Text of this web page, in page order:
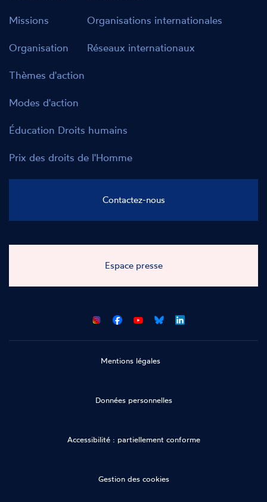
Missions
Organisation
Thèmes d'action
Modes d'action
Organisations internationales
Réseaux internationaux
Éducation Droits humains
Prix des droits de l'Homme
Contactez-nous
Espace presse
CNCDHCNCDHCNCDHCNCDH
Mentions légales
Données personnelles
Accessibilité : partiellement conforme
Gestion des cookies